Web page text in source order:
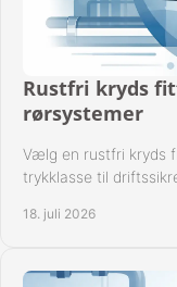
Rustfri kryds
rørsystemer
Vælg en rustfri kryds
trykklasse til
18. juli 2026